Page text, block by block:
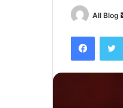
All Blog